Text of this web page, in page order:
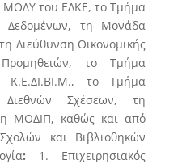
ΜΟΔΥ του ΕΛΚΕ, το Τμήμα
Δεδομένων, τη Μονάδα
Διεύθυνση Οικονομικής
το Τμήμα
Κ.Ε.ΔΙ.ΒΙ.Μ., το Τμήμα
Σχέσεων, τη
ΜΟΔΙΠ, καθώς και από
και Βιβλιοθηκών
: 1. Επιχειρησιακός